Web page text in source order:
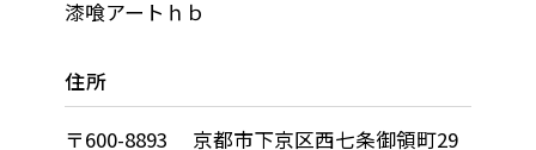
漆喰アートｈｂ
住所
〒600-8893 京都市下京区西七条御領町29